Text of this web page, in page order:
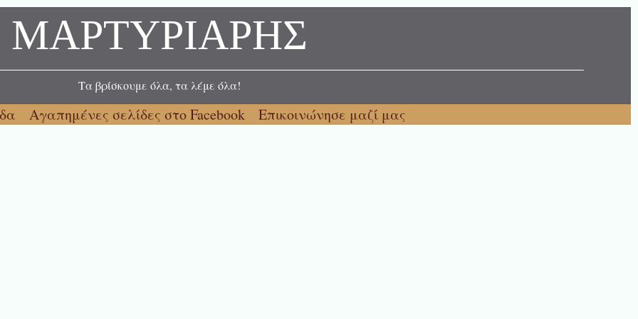
ΜΑΡΤΥΡΙΑΡΗΣ
Τα βρίσκουμε όλα, τα λέμε όλα!
Αγαπημένες σελίδες στο Facebook Επικοινώνησε μαζί μας